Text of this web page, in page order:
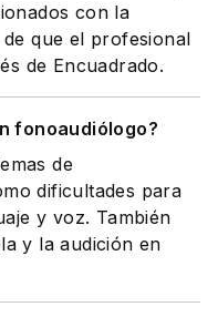
con la
que el profesional
de Encuadrado.
fonoaudiólogo?
de
dificultades para
y voz. También
y la audición en